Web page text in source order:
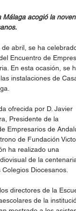
Málaga acogió la
abril, se ha
Encuentro de
En esta ocasión, se
instalaciones de
ofrecida por D. Javier
Presidente de la
Empresarios de
de Fundación
ha realizado una
de la
Diocesanos.
directores de la
de la